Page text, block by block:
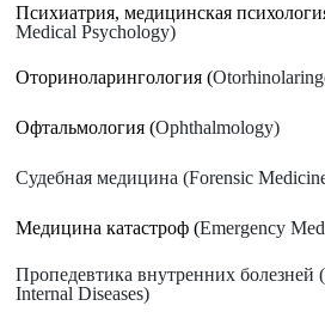
Психиатрия, медицинская
Medical Psychology)
Оториноларингология (
Офтальмология (Ophthalmology)
Судебная медицина (Forensic
Медицина катастроф (Emergency
Пропедевтика внутренних болезней (
Internal Diseases)